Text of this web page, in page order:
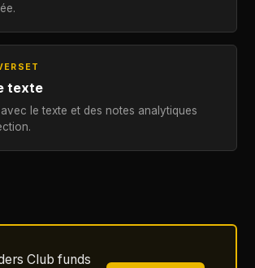
texte
le texte et des notes analytiques
Club funds